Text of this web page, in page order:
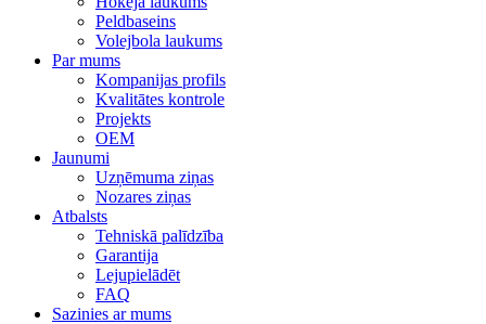
Peldbaseins
Volejbola laukums
Par mums
Kompanijas profils
Kvalitātes kontrole
Projekts
OEM
Jaunumi
Uzņēmuma ziņas
Nozares ziņas
Atbalsts
Tehniskā palīdzība
Garantija
Lejupielādēt
FAQ
Sazinies ar mums